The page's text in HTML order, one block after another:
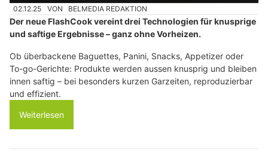
02.12.25 VON BELMEDIA REDAKTION
Der neue FlashCook vereint drei Technologien für knusprige
und saftige Ergebnisse – ganz ohne Vorheizen.
Ob überbackene Baguettes, Panini, Snacks, Appetizer oder
To-go-Gerichte: Produkte werden aussen knusprig und bleiben
innen saftig – bei besonders kurzen Garzeiten, reproduzierbar
und effizient.
Weiterlesen